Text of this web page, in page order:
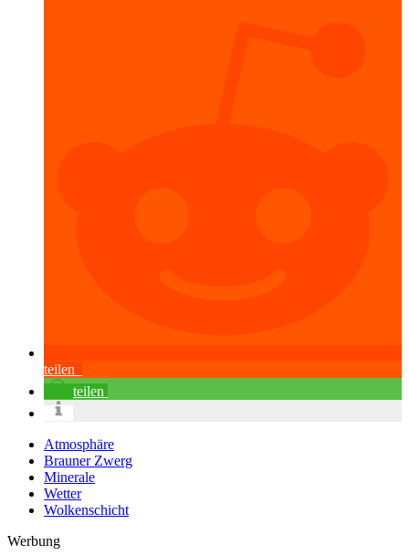
teilen
teilen
Atmosphäre
Brauner Zwerg
Minerale
Wetter
Wolkenschicht
Werbung